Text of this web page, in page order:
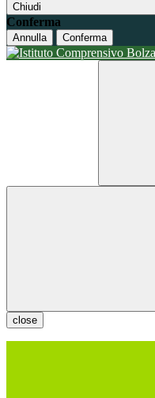
Chiudi
Conferma
Annulla Conferma
close